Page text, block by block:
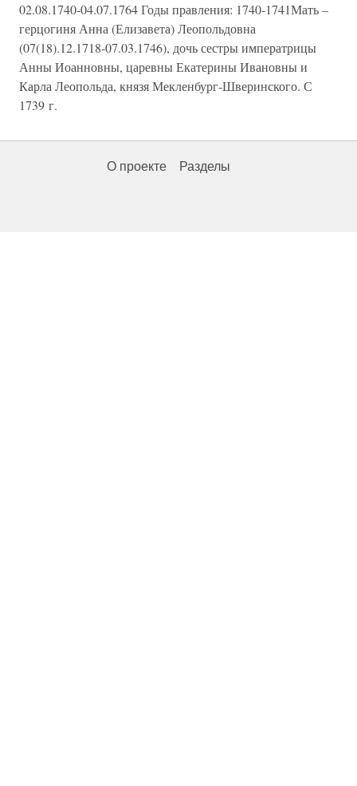
02.08.1740-04.07.1764 Годы правления: 1740-1741Мать –
герцогиня Анна (Елизавета) Леопольдовна
(07(18).12.1718-07.03.1746), дочь сестры императрицы
Анны Иоанновны, царевны Екатерины Ивановны и
Карла Леопольда, князя Мекленбург-Шверинского. С
1739 г.
О проекте Разделы